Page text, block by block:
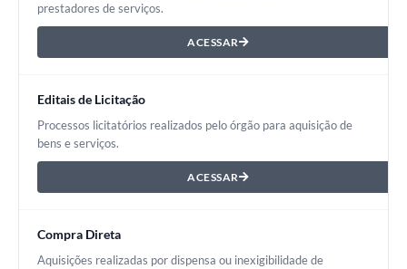
prestadores de serviços.
ACESSAR
Editais de Licitação
Processos licitatórios realizados pelo órgão para aquisição de
bens e serviços.
ACESSAR
Compra Direta
Aquisições realizadas por dispensa ou inexigibilidade de